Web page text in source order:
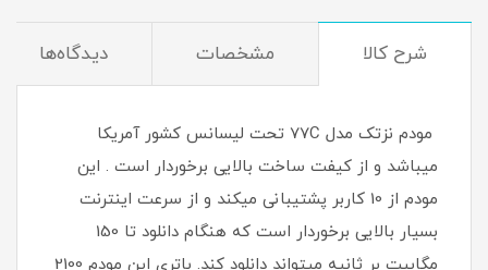
شرح کالا مشخصات دیدگاه‌ها
مودم نزتک مدل 77C تحت لیسانس کشور آمریکا
میباشد و از کیفت ساخت بالایی برخوردار است . این
مودم از 10 کاربر پشتیبانی میکند و از سرعت اینترنت
بسیار بالایی برخوردار است که هنگام دانلود تا 150
مگابیت بر ثانیه میتواند دانلود کند. باتری این مودم 2100